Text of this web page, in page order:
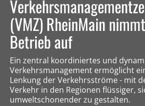
(VMZ) RheinMain
Betrieb auf
Ein zentral koordiniertes und
Verkehrsmanagement ermöglicht
Lenkung der Verkehrsströme - mit
Verkehr in den Regionen flüssiger,
umweltschonender zu gestalten.